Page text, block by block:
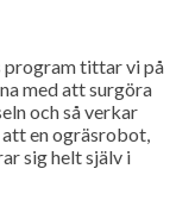
program tittar vi på
med att surgöra
och så verkar
en ogräsrobot,
sig helt själv i